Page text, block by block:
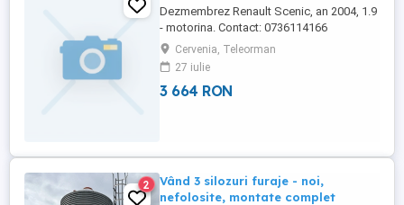
Dezmembrez Renault Scenic, an 2004, 1.9
- motorina. Contact: 0736114166
Cervenia, Teleorman
27 iulie
3 664 RON
2
Vând 3 silozuri furaje - noi,
nefolosite, montate complet